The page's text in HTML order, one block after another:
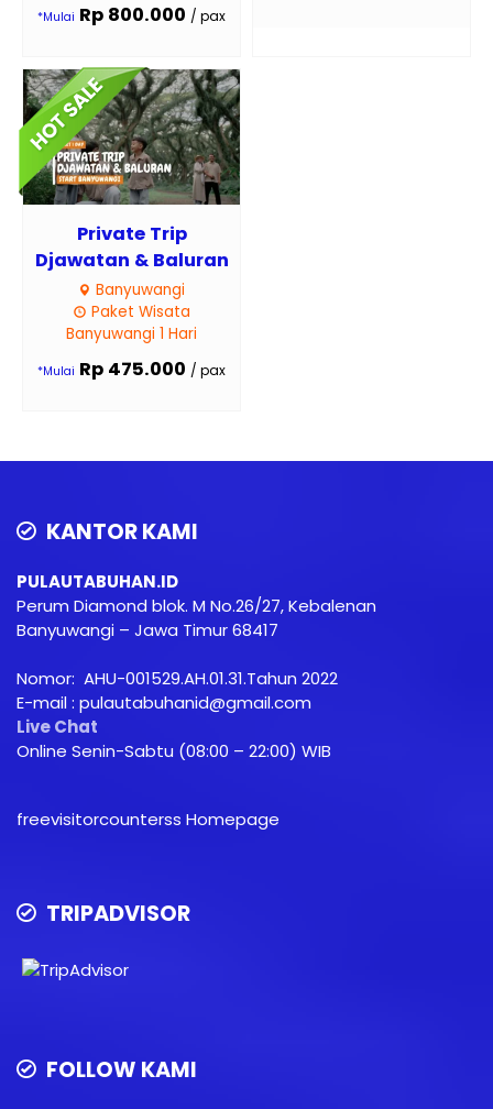
*Mulai Rp 800.000 / pax
Private Trip
Djawatan & Baluran
Banyuwangi
Paket Wisata
Banyuwangi 1 Hari
*Mulai Rp 475.000 / pax
KANTOR KAMI
PULAUTABUHAN.ID
Perum Diamond blok. M No.26/27, Kebalenan
Banyuwangi – Jawa Timur 68417
Nomor: AHU-001529.AH.01.31.Tahun 2022
E-mail : pulautabuhanid@gmail.com
Live Chat
Online Senin-Sabtu (08:00 – 22:00) WIB
freevisitorcounterss Homepage
TRIPADVISOR
FOLLOW KAMI